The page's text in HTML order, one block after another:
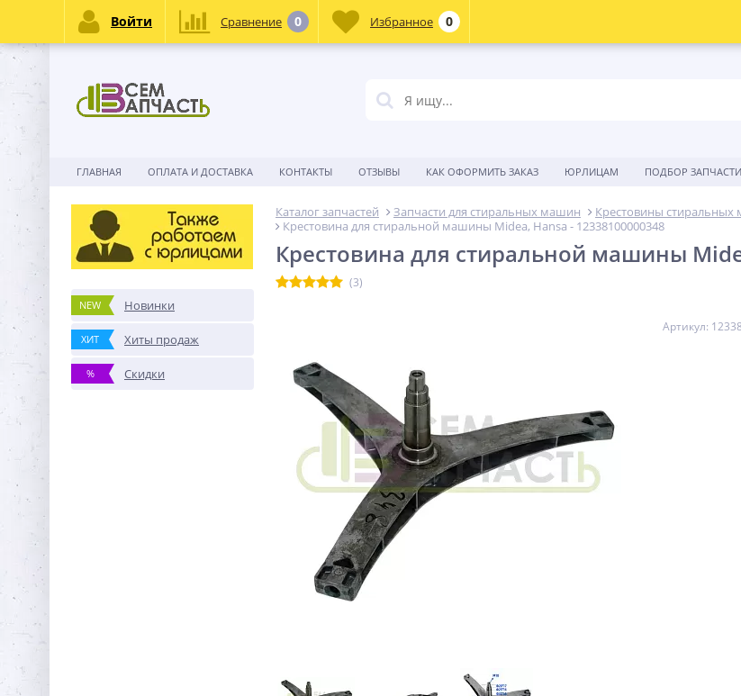
ГЛАВНАЯ ОПЛАТА И ДОСТАВКА КОНТАКТЫ ОТЗЫВЫ КАК ОФОРМИТЬ ЗАКАЗ ЮРЛИЦАМ ПОДБОР ЗАПЧАСТИ
NEW Новинки
ХИТ Хиты продаж
% Скидки
Каталог запчастей Запчасти для стиральных машин
Крестовины
Крестовина для стиральной машины Midea, Hansa - 12338100000348
Крестовина для стиральной машины
(3)
Артикул:
Войти Сравнение 0 Избранное 0